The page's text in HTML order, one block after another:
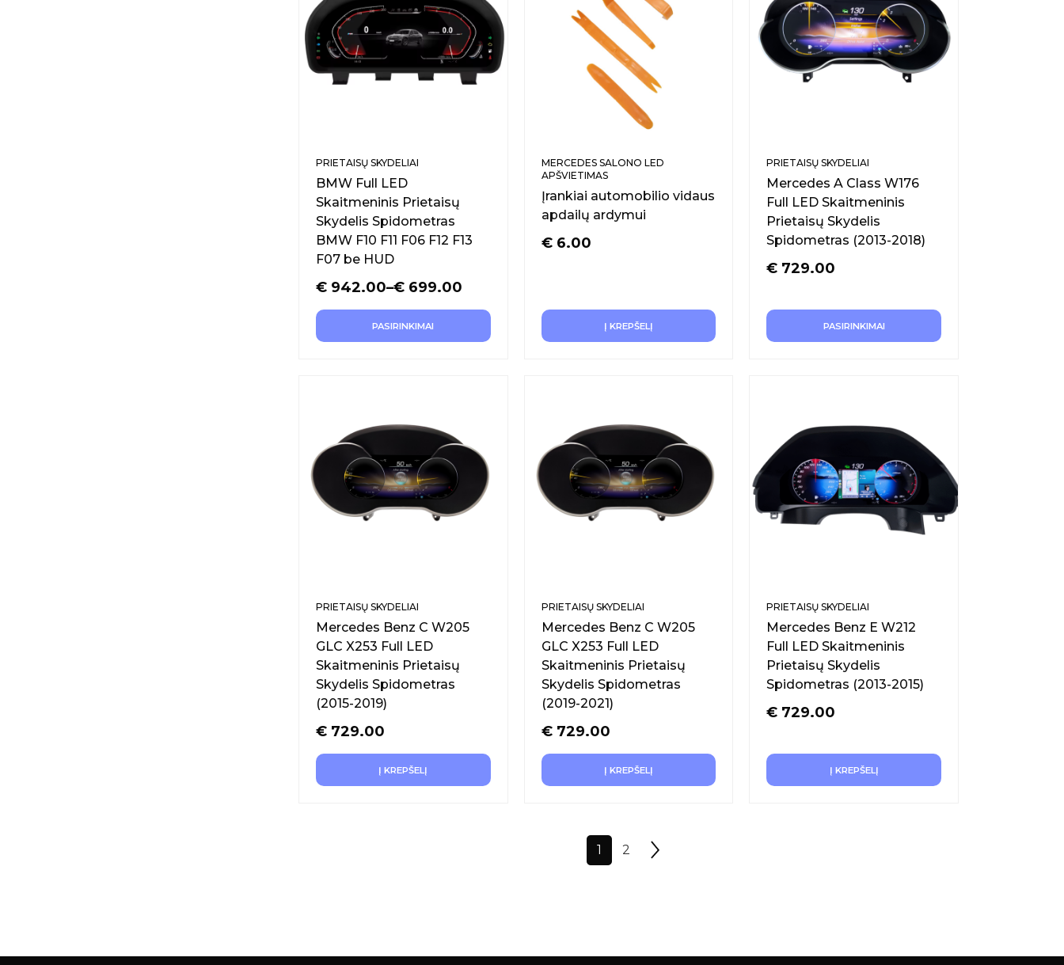
PRIETAISŲ SKYDELIAI
BMW Full LED
Skaitmeninis Prietaisų
Skydelis Spidometras
BMW F10 F11 F06 F12 F13
F07 be HUD
€ 699.00
–
€ 942.00
PASIRINKIMAI
MERCEDES SALONO LED
APŠVIETIMAS
Įrankiai automobilio vidaus
apdailų ardymui
€6.00
Į KREPŠELĮ
PRIETAISŲ SKYDELIAI
Mercedes A Class W176
Full LED Skaitmeninis
Prietaisų Skydelis
Spidometras (2013-2018)
€ 729.00
PASIRINKIMAI
PRIETAISŲ SKYDELIAI
Mercedes Benz C W205
GLC X253 Full LED
Skaitmeninis Prietaisų
Skydelis Spidometras
(2015-2019)
€ 729.00
Į KREPŠELĮ
PRIETAISŲ SKYDELIAI
Mercedes Benz C W205
GLC X253 Full LED
Skaitmeninis Prietaisų
Skydelis Spidometras
(2019-2021)
€729.00
Į KREPŠELĮ
PRIETAISŲ SKYDELIAI
Mercedes Benz E W212
Full LED Skaitmeninis
Prietaisų Skydelis
Spidometras (2013-2015)
€ 729.00
Į KREPŠELĮ
1 2